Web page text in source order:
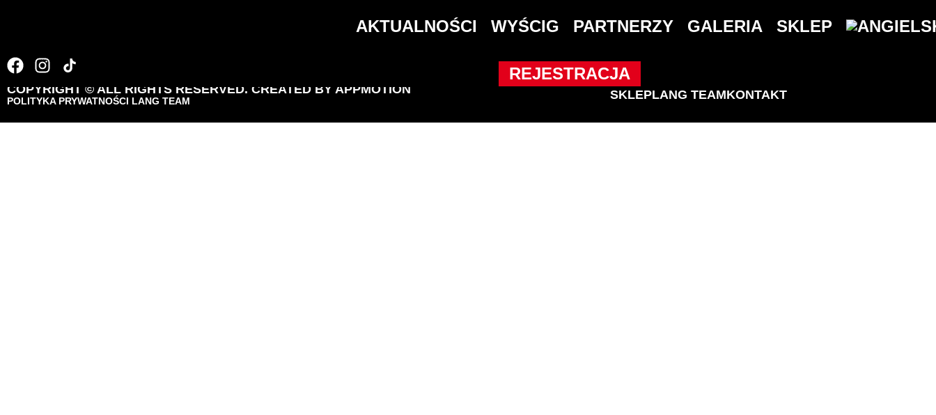
AKTUALNOŚCI WYŚCIG PARTNERZY GALERIA SKLEP
REJESTRACJA
Tour de Pologne Amatorów
COPYRIGHT © ALL RIGHTS RESERVED. CREATED BY APPMOTION
POLITYKA PRYWATNOŚCI LANG TEAM SKLEPLANG TEAMKONTAKT